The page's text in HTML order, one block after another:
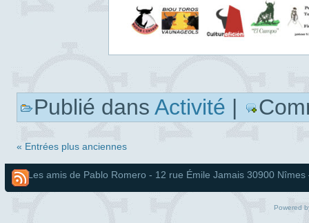
Publié dans Activité |
« Entrées plus anciennes
Les amis de Pablo Romero - 12 rue Émile Jamais 30900
Powered